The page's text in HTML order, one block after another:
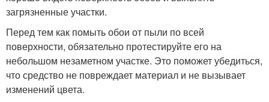
загрязненные участки.
Перед тем как помыть обои от пыли по всей
поверхности, обязательно протестируйте его на
небольшом незаметном участке. Это поможет убедиться,
что средство не повреждает материал и не вызывает
изменений цвета.